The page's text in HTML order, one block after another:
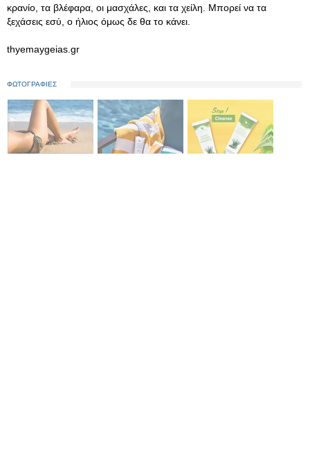
κρανίο, τα βλέφαρα, οι μασχάλες, και τα χείλη. Μπορεί να τα
ξεχάσεις εσύ, ο ήλιος όμως δε θα το κάνει.
thyemaygeias.gr
ΦΩΤΟΓΡΑΦΙΕΣ